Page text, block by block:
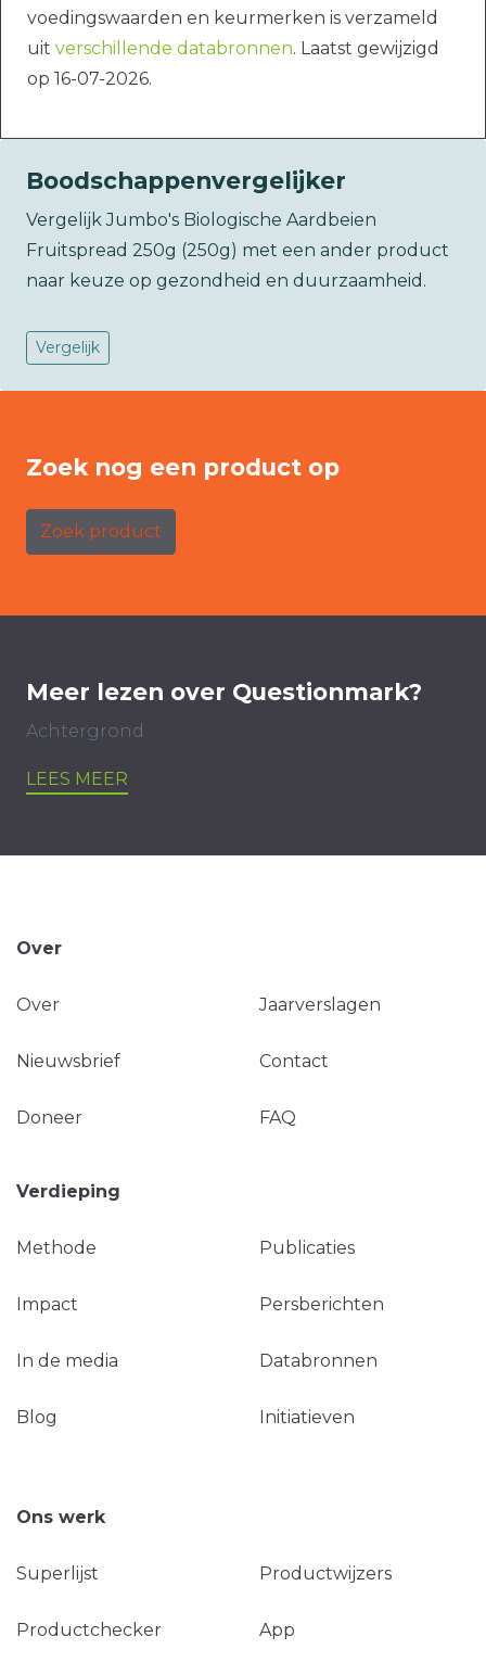
voedingswaarden en keurmerken is verzameld
uit verschillende databronnen. Laatst gewijzigd
op 16-07-2026.
Boodschappenvergelijker
Vergelijk Jumbo's Biologische Aardbeien
Fruitspread 250g (250g) met een ander product
naar keuze op gezondheid en duurzaamheid.
Vergelijk
Zoek nog een product op
Zoek product
Meer lezen over Questionmark?
Achtergrond
LEES MEER
Over
Over Jaarverslagen
Nieuwsbrief Contact
Doneer FAQ
Verdieping
Methode Publicaties
Impact Persberichten
In de media Databronnen
Blog Initiatieven
Ons werk
Superlijst Productwijzers
Productchecker App